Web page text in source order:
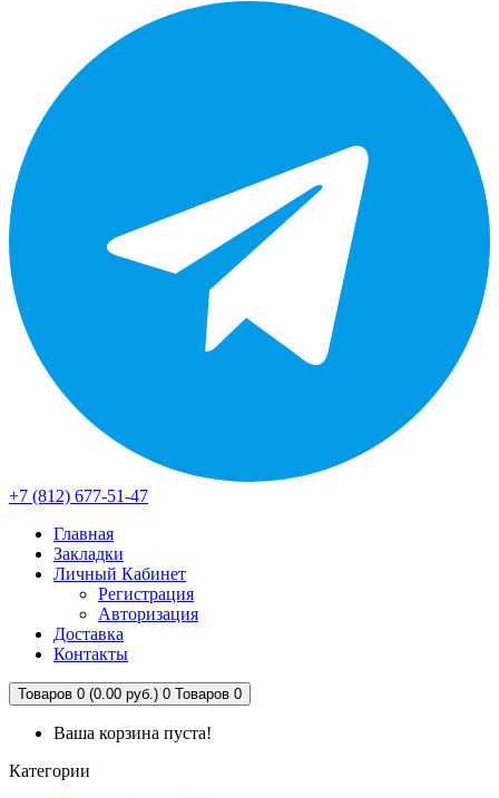
+7 (812) 677-51-47
Главная
Закладки
Личный Кабинет
Регистрация
Авторизация
Доставка
Контакты
Товаров 0 (0.00 руб.) 0 Товаров 0
Ваша корзина пуста!
Категории